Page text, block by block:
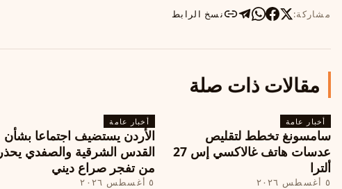
مشاركة: نسخ الرابط
مقالات ذات صلة
أخبار عامة
سامسونغ تخطط لتقليص
عدسات هاتف غالاكسي إس 27
ألترا
٥ أغسطس ٢٠٢٦
أخبار عامة
الأردن يستضيف اجتماعا بشأن
القدس الشرقية والصفدي يحذر
من تفجر صراع ديني
٥ أغسطس ٢٠٢٦